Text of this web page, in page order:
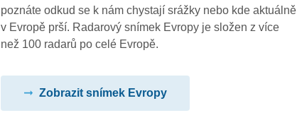
05:40
05:30
poznáte odkud se k nám chystají srážky nebo kde aktuálně
v Evropě prší. Radarový snímek Evropy je složen z více
než 100 radarů po celé Evropě.
Zobrazit snímek Evropy